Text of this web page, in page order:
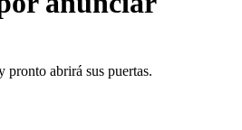
pronto abrirá sus puertas.